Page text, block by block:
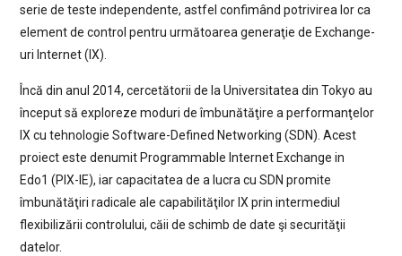
serie de teste independente, astfel confimând potrivirea lor ca
element de control pentru următoarea generaţie de Exchange-
uri Internet (IX).
Încă din anul 2014, cercetătorii de la Universitatea din Tokyo au
început să exploreze moduri de îmbunătăţire a performanţelor
IX cu tehnologie Software-Defined Networking (SDN). Acest
proiect este denumit Programmable Internet Exchange in
Edo1 (PIX-IE), iar capacitatea de a lucra cu SDN promite
îmbunătăţiri radicale ale capabilităţilor IX prin intermediul
flexibilizării controlului, căii de schimb de date şi securităţii
datelor.